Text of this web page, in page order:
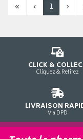
« ‹ 1 ›
CLICK &
Cliquez & Retirez
LIVRAISON
Via DPD